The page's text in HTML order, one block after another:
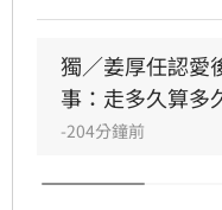
恐有違反姓名條
方為老公的說法
情的人設背景過於
引發各界對女方
也因此成為近期演
獨／姜厚任認愛
事：走多久算多
-204分鐘前